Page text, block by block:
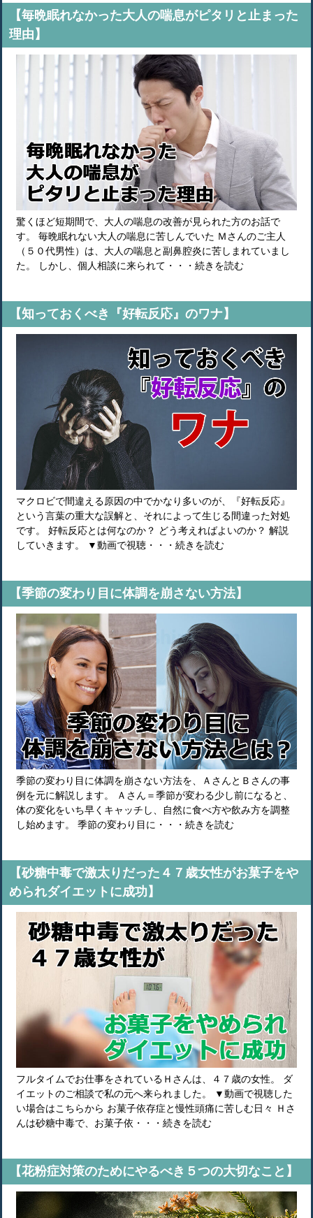
【毎晩眠れなかった大人の喘息がピタリと止まった
理由】
驚くほど短期間で、大人の喘息の改善が見られた方のお話で
す。 毎晩眠れない大人の喘息に苦しんでいた Ｍさんのご主人
（５０代男性）は、大人の喘息と副鼻腔炎に苦しまれていまし
た。 しかし、個人相談に来られて・・・続きを読む
【知っておくべき『好転反応』のワナ】
マクロビで間違える原因の中でかなり多いのが、『好転反応』
という言葉の重大な誤解と、それによって生じる間違った対処
です。 好転反応とは何なのか？ どう考えればよいのか？ 解説
していきます。 ▼動画で視聴・・・続きを読む
【季節の変わり目に体調を崩さない方法】
季節の変わり目に体調を崩さない方法を、ＡさんとＢさんの事
例を元に解説します。 Ａさん＝季節が変わる少し前になると、
体の変化をいち早くキャッチし、自然に食べ方や飲み方を調整
し始めます。 季節の変わり目に・・・続きを読む
【砂糖中毒で激太りだった４７歳女性がお菓子をや
められダイエットに成功】
フルタイムでお仕事をされているＨさんは、４７歳の女性。 ダ
イエットのご相談で私の元へ来られました。 ▼動画で視聴した
い場合はこちらから お菓子依存症と慢性頭痛に苦しむ日々 Ｈさ
んは砂糖中毒で、お菓子依・・・続きを読む
【花粉症対策のためにやるべき５つの大切なこと】